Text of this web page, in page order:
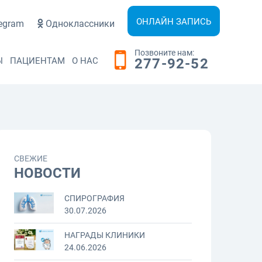
Одноклассники ОНЛАЙН ЗАПИСЬ
ПАЦИЕНТАМ О НАС
Позвоните нам:
277-92-52
СВЕЖИЕ
НОВОСТИ
СПИРОГРАФИЯ
30.07.2026
НАГРАДЫ КЛИНИКИ
24.06.2026